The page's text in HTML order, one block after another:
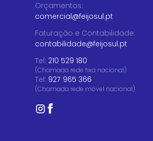
Orçamentos:
comercial@feijosul.pt
Faturação e Contabilidade:
contabilidade@feijosul.pt
Tel: 210 529 180
(Chamada rede fixa nacional)
Tel: 927 965 366
(Chamada rede móvel nacional)